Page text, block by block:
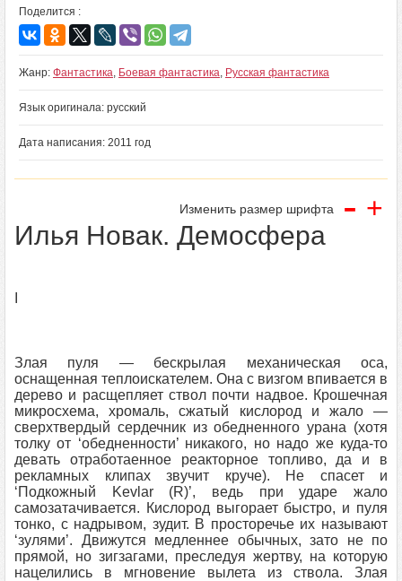
Поделится :
Жанр: Фантастика, Боевая фантастика, Русская фантастика
Язык оригинала: русский
Дата написания: 2011 год
Изменить размер шрифта - +
Илья Новак. Демосфера
Злая пуля — бескрылая механическая оса,
оснащенная теплоискателем. Она с визгом впивается в
дерево и расщепляет ствол почти надвое. Крошечная
микросхема, хромаль, сжатый кислород и жало —
сверхтвердый сердечник из обедненного урана (хотя
толку от ‘обедненности’ никакого, но надо же куда-то
девать отработаенное реакторное топливо, да и в
рекламных клипах звучит круче). Не спасет и
‘Подкожный Kevlar (R)’, ведь при ударе жало
самозатачивается. Кислород выгорает быстро, и пуля
тонко, с надрывом, зудит. В просторечье их называют
‘зулями’. Движутся медленнее обычных, зато не по
прямой, но зигзагами, преследуя жертву, на которую
нацелились в мгновение вылета из ствола. Злая